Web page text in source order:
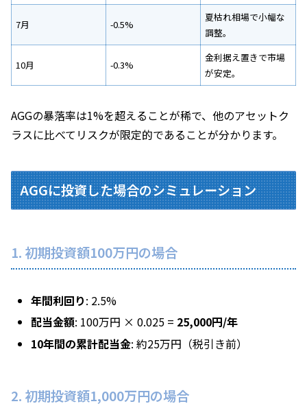
7月 -0.5%
夏枯れ相場で小幅な
調整。
10月 -0.3%
金利据え置きで市場
が安定。
AGGの暴落率は1%を超えることが稀で、他のアセットク
ラスに比べてリスクが限定的であることが分かります。
AGGに投資した場合のシミュレーション
1. 初期投資額100万円の場合
年間利回り: 2.5%
配当金額: 100万円 × 0.025 = 25,000円/年
10年間の累計配当金: 約25万円（税引き前）
2. 初期投資額1,000万円の場合